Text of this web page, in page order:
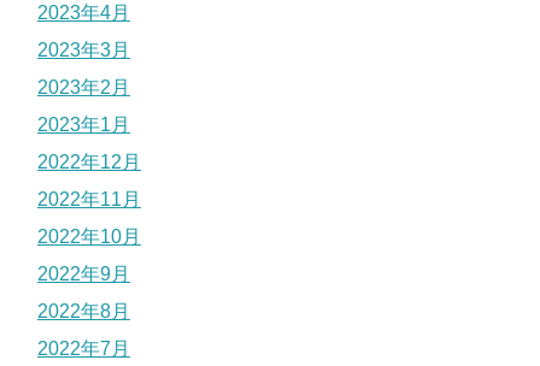
2023年4月
2023年3月
2023年2月
2023年1月
2022年12月
2022年11月
2022年10月
2022年9月
2022年8月
2022年7月